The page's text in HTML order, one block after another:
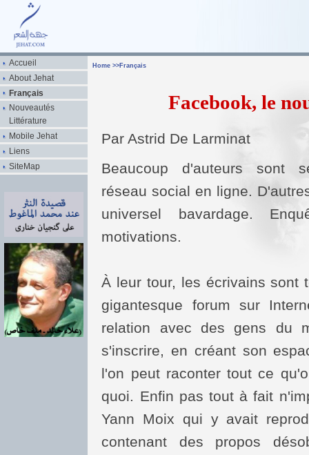
Accueil
About Jehat
Français
Nouveautés
Littérature
Mobile Jehat
Liens
SiteMap
Home >> Français
Facebook, le
Par Astrid De Larminat
Beaucoup d'auteurs sont
réseau social en ligne.
universel bavardage.
motivations.
À leur tour, les écrivains sont
gigantesque forum sur
relation avec des gens du
s'inscrire, en créant son
l'on peut raconter tout ce
quoi. Enfin pas tout à fait
Yann Moix qui y avait
contenant des propos